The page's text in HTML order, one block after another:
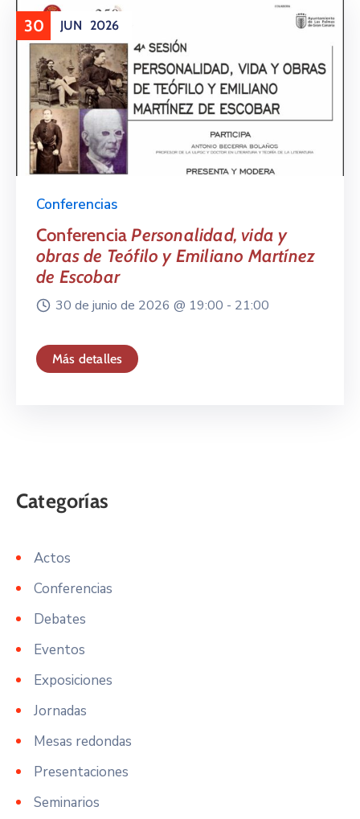
30 JUN 2026
Conferencias
ConferenciaPersonalidad, vida y
obras de Teófilo y Emiliano Martínez
de Escobar
30 de junio de 2026 @ 19:00 - 21:00
Más detalles
Actos
Conferencias
Debates
Eventos
Exposiciones
Jornadas
Mesas redondas
Presentaciones
Seminarios